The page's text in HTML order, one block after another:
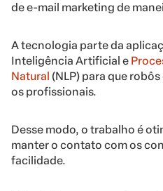
de e-mail marketing de
A tecnologia parte da
Inteligência Artificial e
Natural (NLP) para que
os profissionais.
Desse modo, o trabalho é
manter o contato com os
facilidade.